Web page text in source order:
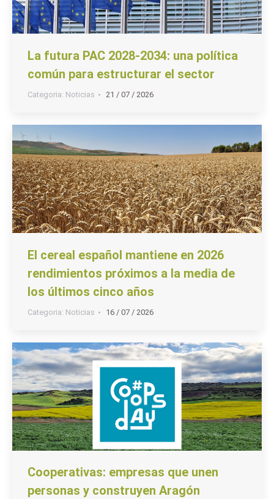
La futura PAC 2028-2034: una política
común para estructurar el sector
Categoria: Noticias 21 / 07 / 2026
El cereal español mantiene en 2026
rendimientos próximos a la media de
los últimos cinco años
Categoria: Noticias 16 / 07 / 2026
Cooperativas: empresas que unen
personas y construyen Aragón